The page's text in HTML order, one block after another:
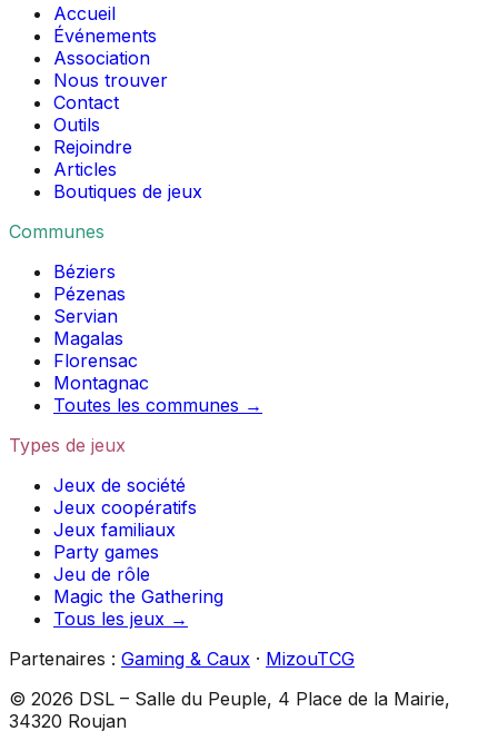
Accueil
Événements
Association
Nous trouver
Contact
Outils
Rejoindre
Articles
Boutiques de jeux
Communes
Béziers
Pézenas
Servian
Magalas
Florensac
Montagnac
Toutes les communes →
Types de jeux
Jeux de société
Jeux coopératifs
Jeux familiaux
Party games
Jeu de rôle
Magic the Gathering
Tous les jeux →
Partenaires : Gaming & Caux · MizouTCG
© 2026 DSL – Salle du Peuple, 4 Place de la Mairie,
34320 Roujan